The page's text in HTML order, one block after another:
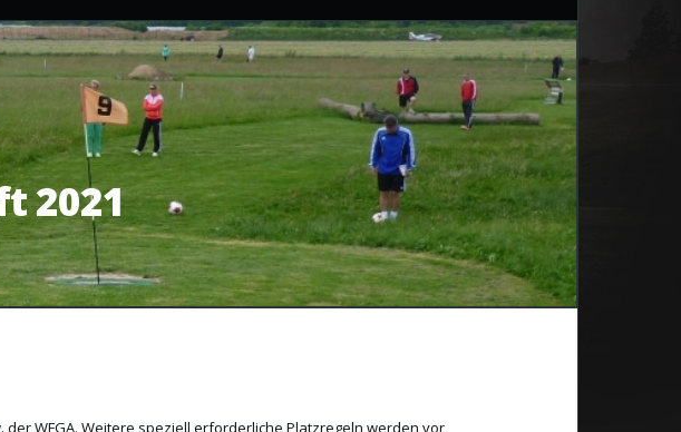
2021
WFGA. Weitere speziell erforderliche Platzregeln werden vor